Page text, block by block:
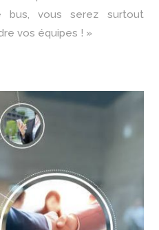
bus, vous serez surtout
vos équipes ! »